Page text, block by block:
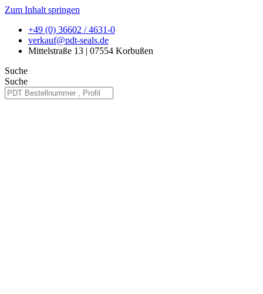
Zum Inhalt springen
+49 (0) 36602 / 4631-0
verkauf@pdt-seals.de
Mittelstraße 13 | 07554 Korbußen
Suche
Suche